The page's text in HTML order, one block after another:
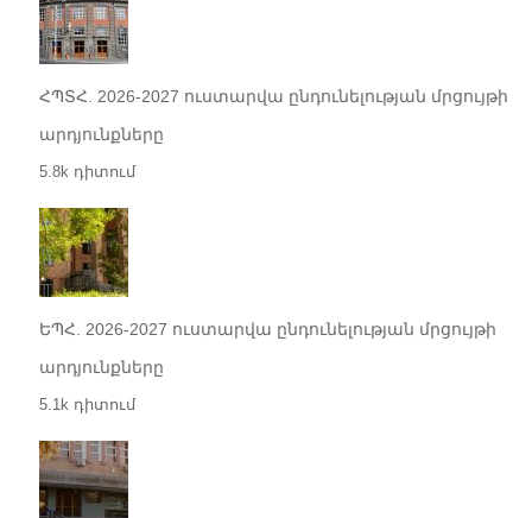
ՀՊՏՀ. 2026-2027 ուստարվա ընդունելության մրցույթի
արդյունքները
5.8k դիտում
ԵՊՀ. 2026-2027 ուստարվա ընդունելության մրցույթի
արդյունքները
5.1k դիտում